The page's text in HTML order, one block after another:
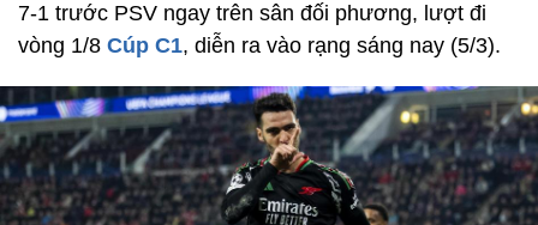
7-1 trước PSV ngay trên sân đối phương, lượt đi
vòng 1/8 Cúp C1, diễn ra vào rạng sáng nay (5/3).